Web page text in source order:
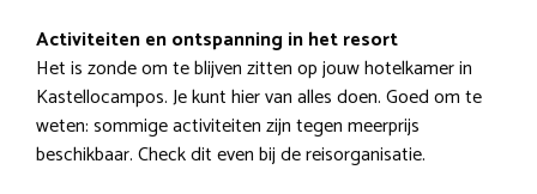
Activiteiten en ontspanning in het resort
Het is zonde om te blijven zitten op jouw hotelkamer in
Kastellocampos. Je kunt hier van alles doen. Goed om te
weten: sommige activiteiten zijn tegen meerprijs
beschikbaar. Check dit even bij de reisorganisatie.